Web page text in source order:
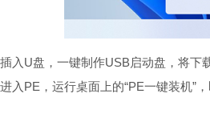
插入U盘，一键制作USB启动盘，将下
进入PE，运行桌面上的“PE一键装机”